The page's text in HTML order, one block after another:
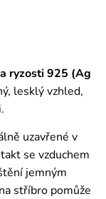
ryzosti 925 (Ag
lesklý vzhled,
uzavřené v
se vzduchem
jemným
stříbro pomůže